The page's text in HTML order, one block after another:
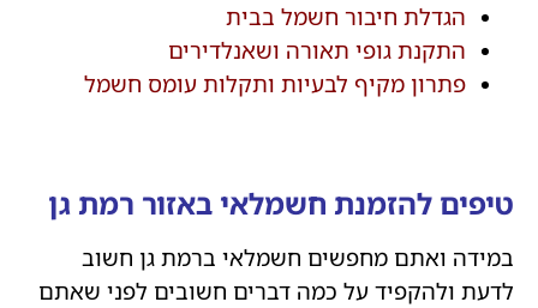
הגדלת חיבור חשמל בבית
התקנת גופי תאורה ושאנלדירים
פתרון מקיף לבעיות ותקלות עומס חשמל
טיפים להזמנת חשמלאי באזור רמת גן
במידה ואתם מחפשים חשמלאי ברמת גן חשוב
לדעת ולהקפיד על כמה דברים חשובים לפני שאתם